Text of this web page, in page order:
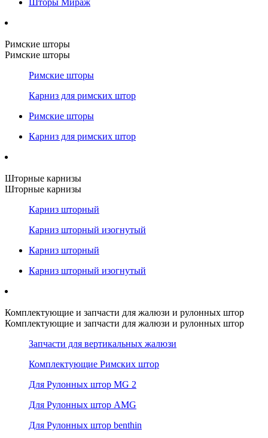
Шторы Мираж
Римские шторы
Римские шторы
Римские шторы
Карниз для римских штор
Римские шторы
Карниз для римских штор
Шторные карнизы
Шторные карнизы
Карниз шторный
Карниз шторный изогнутый
Карниз шторный
Карниз шторный изогнутый
Комплектующие и запчасти для жалюзи и рулонных штор
Комплектующие и запчасти для жалюзи и рулонных штор
Запчасти для вертикальных жалюзи
Комплектующие Римских штор
Для Рулонных штор MG 2
Для Рулонных штор AMG
Для Рулонных штор benthin